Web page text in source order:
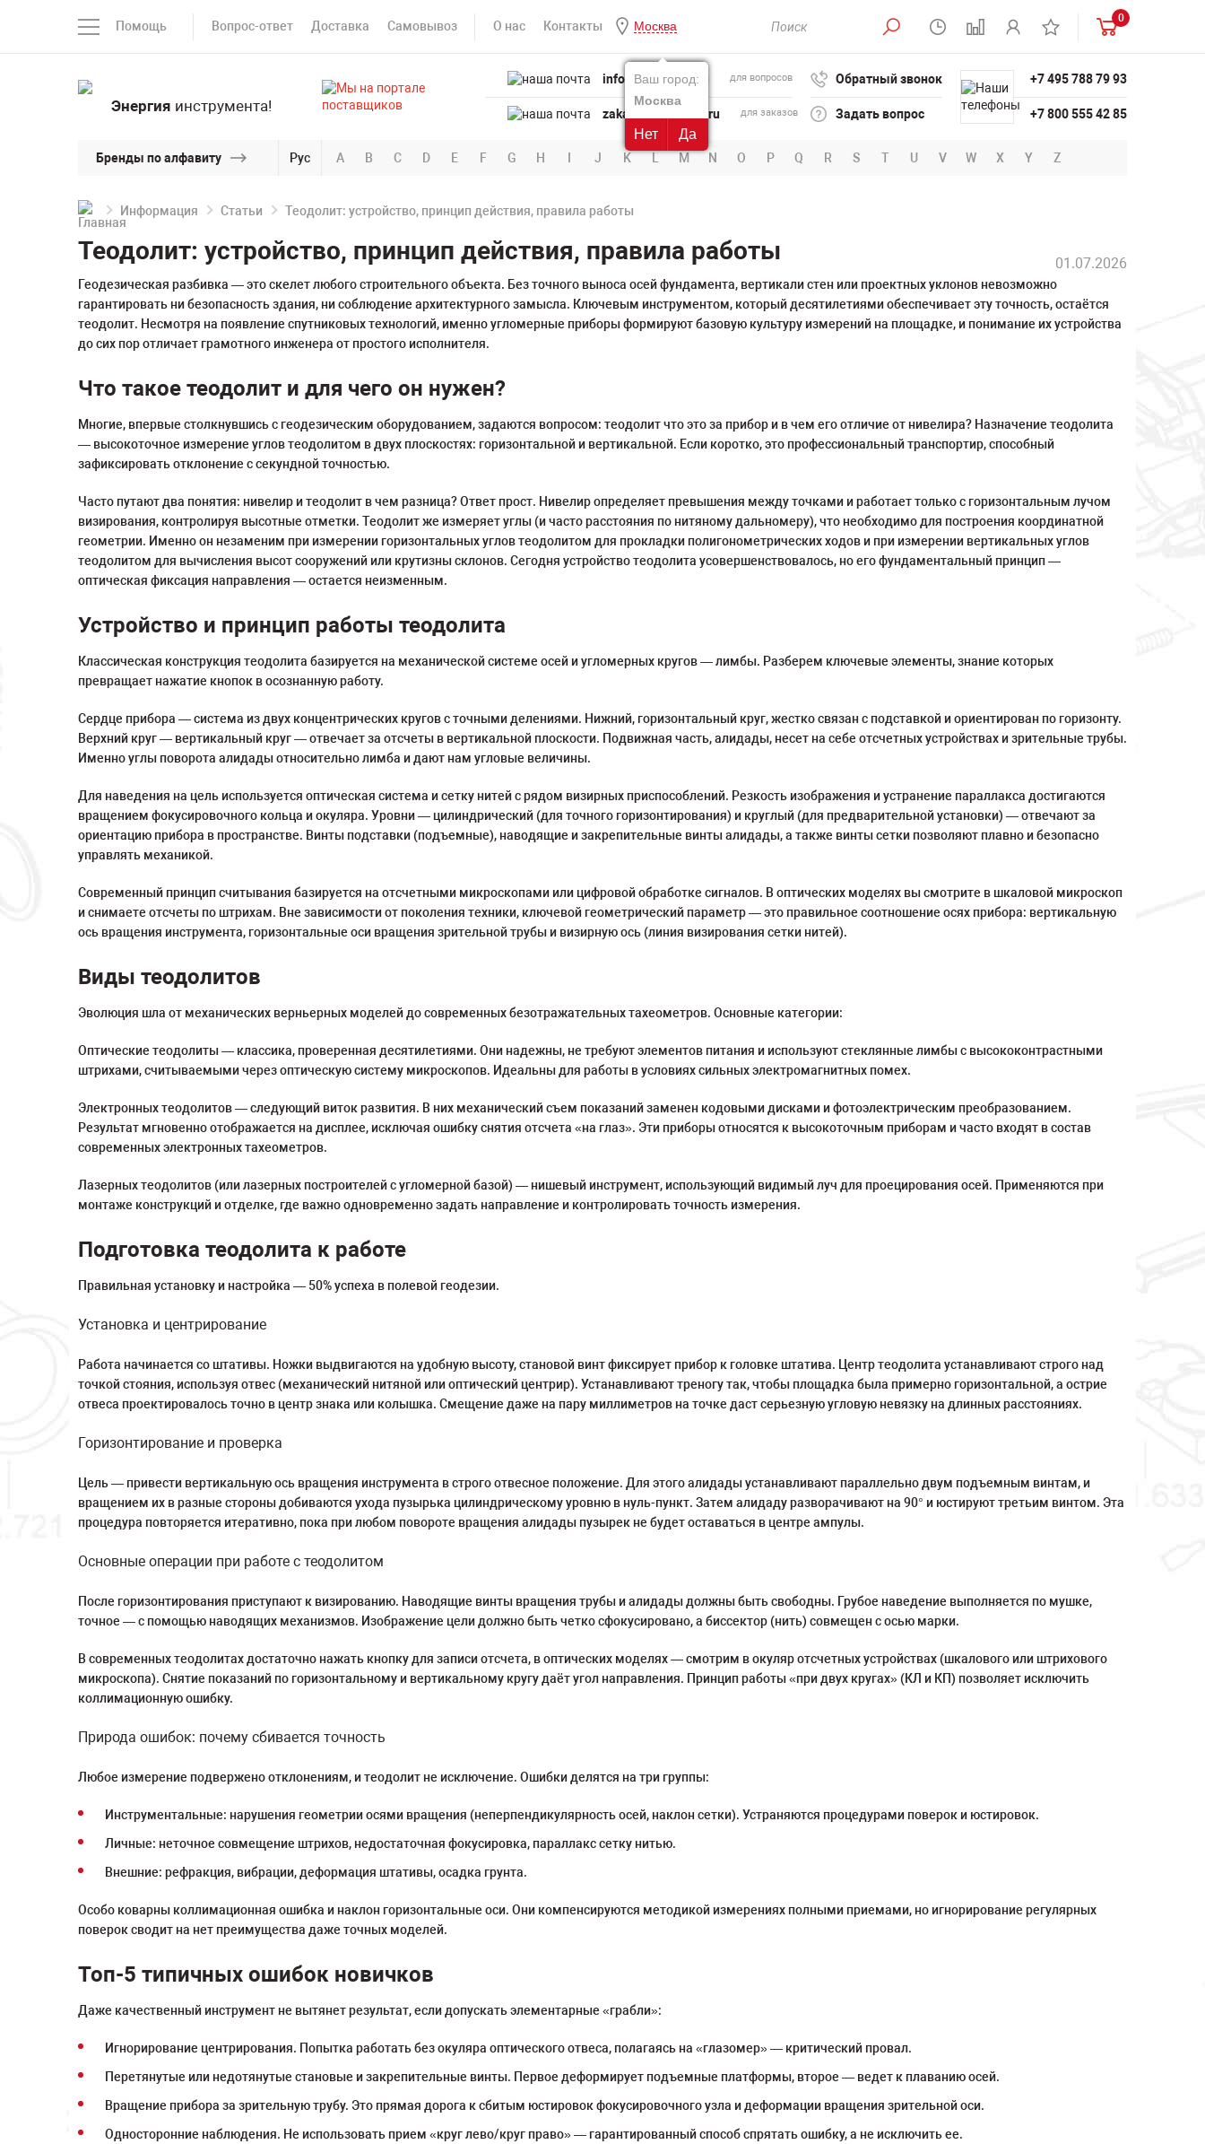
Помощь Вопрос-ответ Доставка Самовывоз О нас Контакты Москва
Ваш город:
Москва
Нет Да
0
Энергия инструмента!
info@powertool.ru для вопросов
zakaz@powertool.ru для заказов
Обратный звонок
Задать вопрос
+7 495 788 79 93
+7 800 555 42 85
Бренды по алфавиту Рус A B C D E F G H I J K L M N O P Q R S T U V W X Y Z
Информация Статьи Теодолит: устройство, принцип действия, правила работы
Теодолит: устройство, принцип действия, правила работы 01.07.2026
Геодезическая разбивка — это скелет любого строительного объекта. Без точного выноса осей фундамента, вертикали стен или проектных уклонов невозможно
гарантировать ни безопасность здания, ни соблюдение архитектурного замысла. Ключевым инструментом, который десятилетиями обеспечивает эту точность, остаётся
теодолит. Несмотря на появление спутниковых технологий, именно угломерные приборы формируют базовую культуру измерений на площадке, и понимание их устройства
до сих пор отличает грамотного инженера от простого исполнителя.
Что такое теодолит и для чего он нужен?
Многие, впервые столкнувшись с геодезическим оборудованием, задаются вопросом: теодолит что это за прибор и в чем его отличие от нивелира? Назначение теодолита
— высокоточное измерение углов теодолитом в двух плоскостях: горизонтальной и вертикальной. Если коротко, это профессиональный транспортир, способный
зафиксировать отклонение с секундной точностью.
Часто путают два понятия: нивелир и теодолит в чем разница? Ответ прост. Нивелир определяет превышения между точками и работает только с горизонтальным лучом
визирования, контролируя высотные отметки. Теодолит же измеряет углы (и часто расстояния по нитяному дальномеру), что необходимо для построения координатной
геометрии. Именно он незаменим при измерении горизонтальных углов теодолитом для прокладки полигонометрических ходов и при измерении вертикальных углов
теодолитом для вычисления высот сооружений или крутизны склонов. Сегодня устройство теодолита усовершенствовалось, но его фундаментальный принцип —
оптическая фиксация направления — остается неизменным.
Устройство и принцип работы теодолита
Классическая конструкция теодолита базируется на механической системе осей и угломерных кругов — лимбы. Разберем ключевые элементы, знание которых
превращает нажатие кнопок в осознанную работу.
Сердце прибора — система из двух концентрических кругов с точными делениями. Нижний, горизонтальный круг, жестко связан с подставкой и ориентирован по горизонту.
Верхний круг — вертикальный круг — отвечает за отсчеты в вертикальной плоскости. Подвижная часть, алидады, несет на себе отсчетных устройствах и зрительные трубы.
Именно углы поворота алидады относительно лимба и дают нам угловые величины.
Для наведения на цель используется оптическая система и сетку нитей с рядом визирных приспособлений. Резкость изображения и устранение параллакса достигаются
вращением фокусировочного кольца и окуляра. Уровни — цилиндрический (для точного горизонтирования) и круглый (для предварительной установки) — отвечают за
ориентацию прибора в пространстве. Винты подставки (подъемные), наводящие и закрепительные винты алидады, а также винты сетки позволяют плавно и безопасно
управлять механикой.
Современный принцип считывания базируется на отсчетными микроскопами или цифровой обработке сигналов. В оптических моделях вы смотрите в шкаловой микроскоп
и снимаете отсчеты по штрихам. Вне зависимости от поколения техники, ключевой геометрический параметр — это правильное соотношение осях прибора: вертикальную
ось вращения инструмента, горизонтальные оси вращения зрительной трубы и визирную ось (линия визирования сетки нитей).
Виды теодолитов
Эволюция шла от механических верньерных моделей до современных безотражательных тахеометров. Основные категории:
Оптические теодолиты — классика, проверенная десятилетиями. Они надежны, не требуют элементов питания и используют стеклянные лимбы с высококонтрастными
штрихами, считываемыми через оптическую систему микроскопов. Идеальны для работы в условиях сильных электромагнитных помех.
Электронных теодолитов — следующий виток развития. В них механический съем показаний заменен кодовыми дисками и фотоэлектрическим преобразованием.
Результат мгновенно отображается на дисплее, исключая ошибку снятия отсчета «на глаз». Эти приборы относятся к высокоточным приборам и часто входят в состав
современных электронных тахеометров.
Лазерных теодолитов (или лазерных построителей с угломерной базой) — нишевый инструмент, использующий видимый луч для проецирования осей. Применяются при
монтаже конструкций и отделке, где важно одновременно задать направление и контролировать точность измерения.
Подготовка теодолита к работе
Правильная установку и настройка — 50% успеха в полевой геодезии.
Установка и центрирование
Работа начинается со штативы. Ножки выдвигаются на удобную высоту, становой винт фиксирует прибор к головке штатива. Центр теодолита устанавливают строго над
точкой стояния, используя отвес (механический нитяной или оптический центрир). Устанавливают треногу так, чтобы площадка была примерно горизонтальной, а острие
отвеса проектировалось точно в центр знака или колышка. Смещение даже на пару миллиметров на точке даст серьезную угловую невязку на длинных расстояниях.
Горизонтирование и проверка
Цель — привести вертикальную ось вращения инструмента в строго отвесное положение. Для этого алидады устанавливают параллельно двум подъемным винтам, и
вращением их в разные стороны добиваются ухода пузырька цилиндрическому уровню в нуль-пункт. Затем алидаду разворачивают на 90° и юстируют третьим винтом. Эта
процедура повторяется итеративно, пока при любом повороте вращения алидады пузырек не будет оставаться в центре ампулы.
Основные операции при работе с теодолитом
После горизонтирования приступают к визированию. Наводящие винты вращения трубы и алидады должны быть свободны. Грубое наведение выполняется по мушке,
точное — с помощью наводящих механизмов. Изображение цели должно быть четко сфокусировано, а биссектор (нить) совмещен с осью марки.
В современных теодолитах достаточно нажать кнопку для записи отсчета, в оптических моделях — смотрим в окуляр отсчетных устройствах (шкалового или штрихового
микроскопа). Снятие показаний по горизонтальному и вертикальному кругу даёт угол направления. Принцип работы «при двух кругах» (КЛ и КП) позволяет исключить
коллимационную ошибку.
Природа ошибок: почему сбивается точность
Любое измерение подвержено отклонениям, и теодолит не исключение. Ошибки делятся на три группы:
Инструментальные: нарушения геометрии осями вращения (неперпендикулярность осей, наклон сетки). Устраняются процедурами поверок и юстировок.
Личные: неточное совмещение штрихов, недостаточная фокусировка, параллакс сетку нитью.
Внешние: рефракция, вибрации, деформация штативы, осадка грунта.
Особо коварны коллимационная ошибка и наклон горизонтальные оси. Они компенсируются методикой измерениях полными приемами, но игнорирование регулярных
поверок сводит на нет преимущества даже точных моделей.
Топ-5 типичных ошибок новичков
Даже качественный инструмент не вытянет результат, если допускать элементарные «грабли»:
Игнорирование центрирования. Попытка работать без окуляра оптического отвеса, полагаясь на «глазомер» — критический провал.
Перетянутые или недотянутые становые и закрепительные винты. Первое деформирует подъемные платформы, второе — ведет к плаванию осей.
Вращение прибора за зрительную трубу. Это прямая дорога к сбитым юстировок фокусировочного узла и деформации вращения зрительной оси.
Односторонние наблюдения. Не использовать прием «круг лево/круг право» — гарантированный способ спрятать ошибку, а не исключить ее.